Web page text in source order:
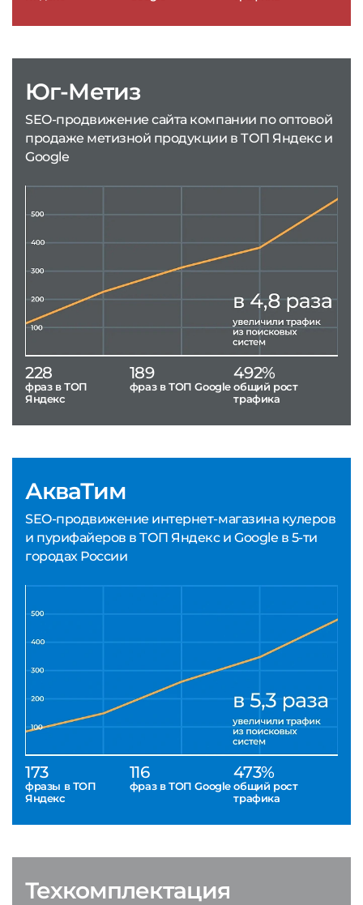
АкваТим
SEO-продвижение интернет-магазина кулеров
и пурифайеров в ТОП Яндекс и Google в 5-ти
городах России
173
фразы в ТОП
Яндекс
116
фраз в ТОП Google
473%
общий рост
трафика
Юг-Метиз
SEO-продвижение сайта компании по оптовой
продаже метизной продукции в ТОП Яндекс и
Google
228
фраз в ТОП
Яндекс
189
фраз в ТОП Google
492%
общий рост
трафика
Техкомплектация